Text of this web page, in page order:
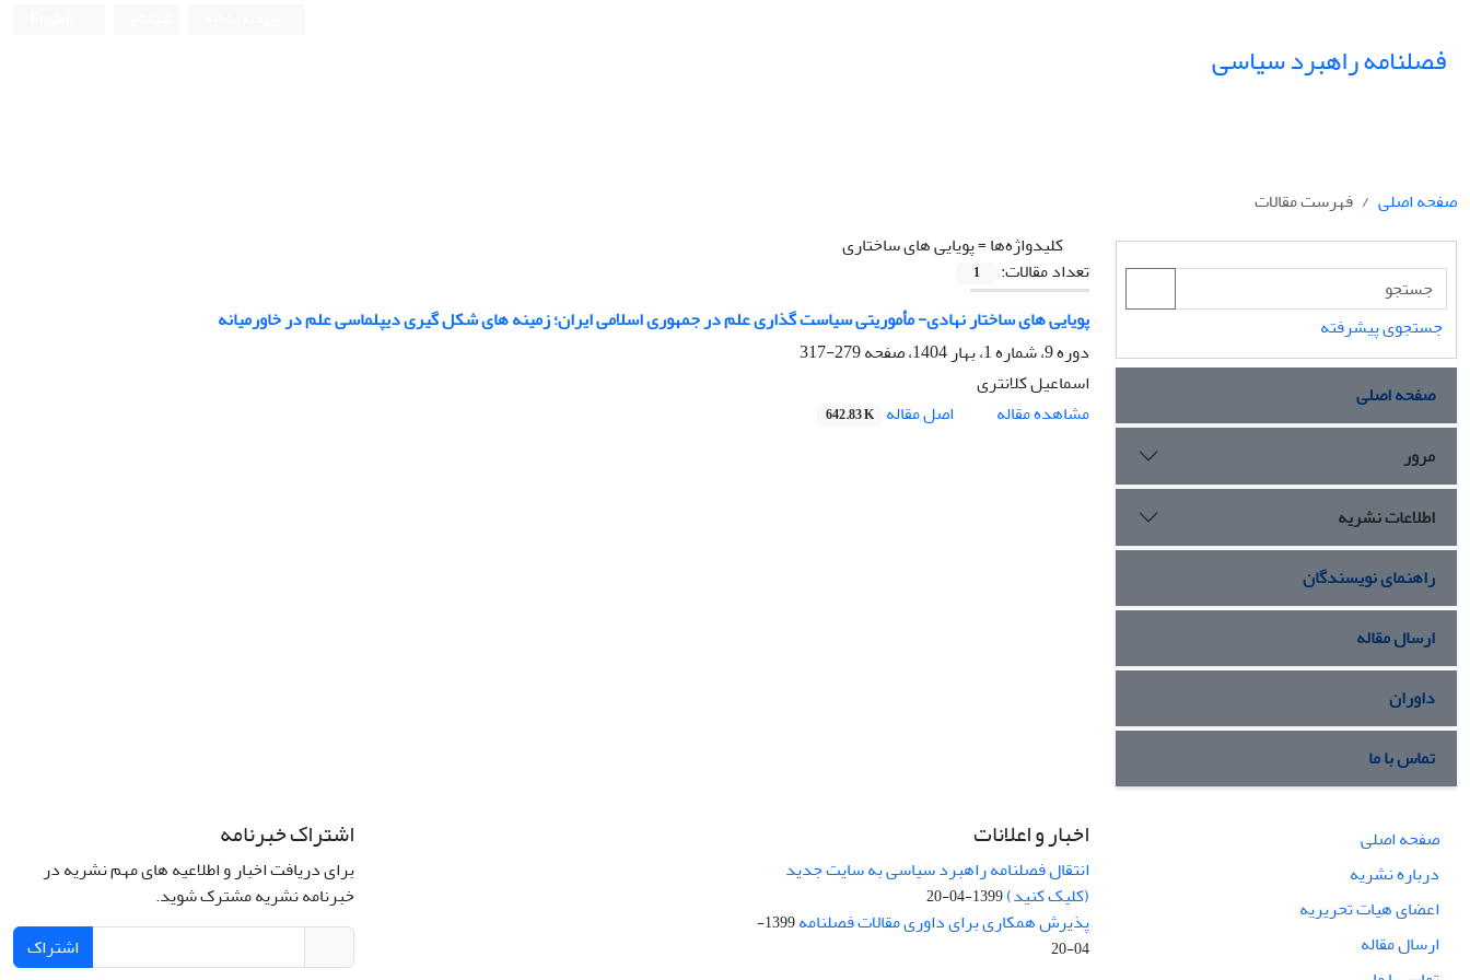
فصلنامه راهبرد سیاسی
صفحه اصلی
فهرست مقالات
کلیدواژه‌ها =پویایی های ساختاری
تعداد مقالات:
1
پویایی های ساختار نهادی- مأموریتی سیاست گذاری علم در جمهوری اسلامی ایران؛ زمینه های شکل گیری دیپلماسی علم در خاورمیانه
دوره 9، شماره 1، بهار 1404، صفحه
279-317
اسماعیل کلانتری
مشاهده مقاله
اصل مقاله 642.83 K
جستجوی پیشرفته
صفحه اصلی
مرور
اطلاعات نشریه
راهنمای نویسندگان
ارسال مقاله
داوران
تماس با ما
صفحه اصلی
درباره نشریه
اعضای هیات تحریریه
ارسال مقاله
اخبار و اعلانات
انتقال فصلنامه راهبرد سیاسی به سایت جدید
(کلیک کنید)1399-04-20
پذیرش همکاری برای داوری مقالات فصلنامه
1399-
04-20
اشتراک خبرنامه
برای دریافت اخبار و اطلاعیه های مهم نشریه در
خبرنامه نشریه مشترک شوید.
اشتراک